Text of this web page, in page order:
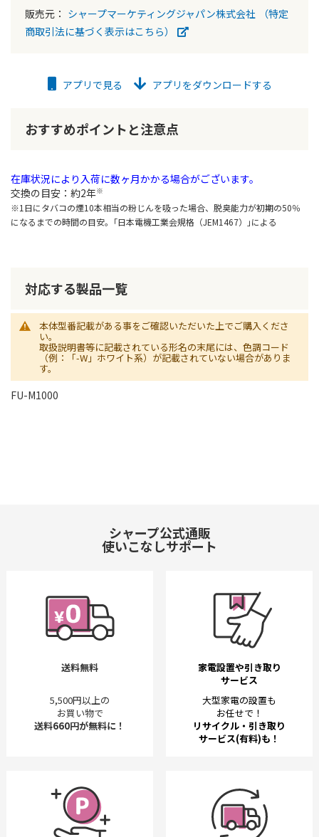
販売元： シャープマーケティングジャパン株式会社
（特定
商取引法に基づく表示はこちら）
アプリで見る アプリをダウンロードする
おすすめポイントと注意点
在庫状況により入荷に数ヶ月かかる場合がございます。
交換の目安：約2年※
※1日にタバコの煙10本相当の粉じんを吸った場合、脱臭能力が初期の50％
になるまでの時間の目安。｢日本電機工業会規格（JEM1467）｣による
対応する製品一覧
本体型番記載がある事をご確認いただいた上でご購入くださ
い。
取扱説明書等に記載されている形名の末尾には、色調コード
（例：「-W」ホワイト系）が記載されていない場合がありま
す。
FU-M1000
シャープ公式通販
使いこなしサポート
送料無料
5,500円以上の
お買い物で
送料660円が無料に！
家電設置や引き取り
サービス
大型家電の設置も
お任せで！
リサイクル・引き取り
サービス(有料)も！